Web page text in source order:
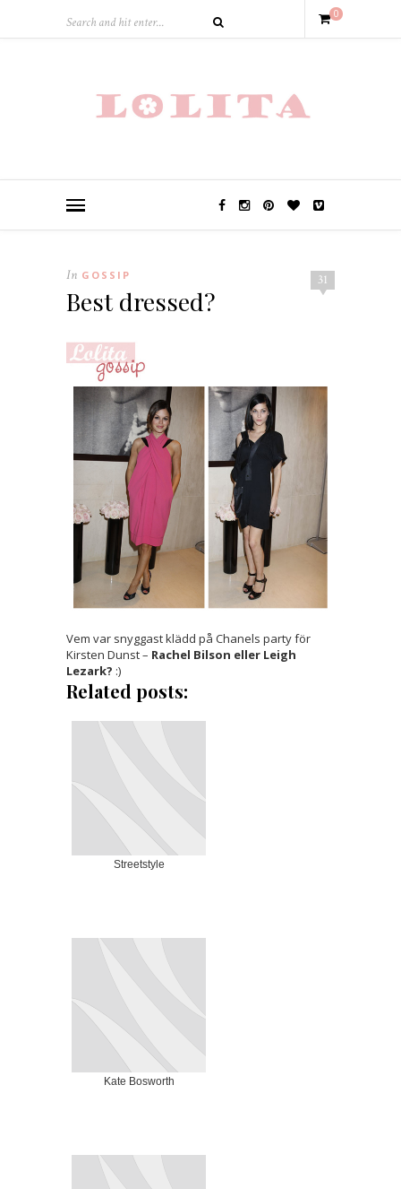
0
31
In GOSSIP
Best dressed?
Vem var snyggast klädd på Chanels party för
Kirsten Dunst – Rachel Bilson eller Leigh
Lezark? :)
Related posts:
Streetstyle
Kate Bosworth